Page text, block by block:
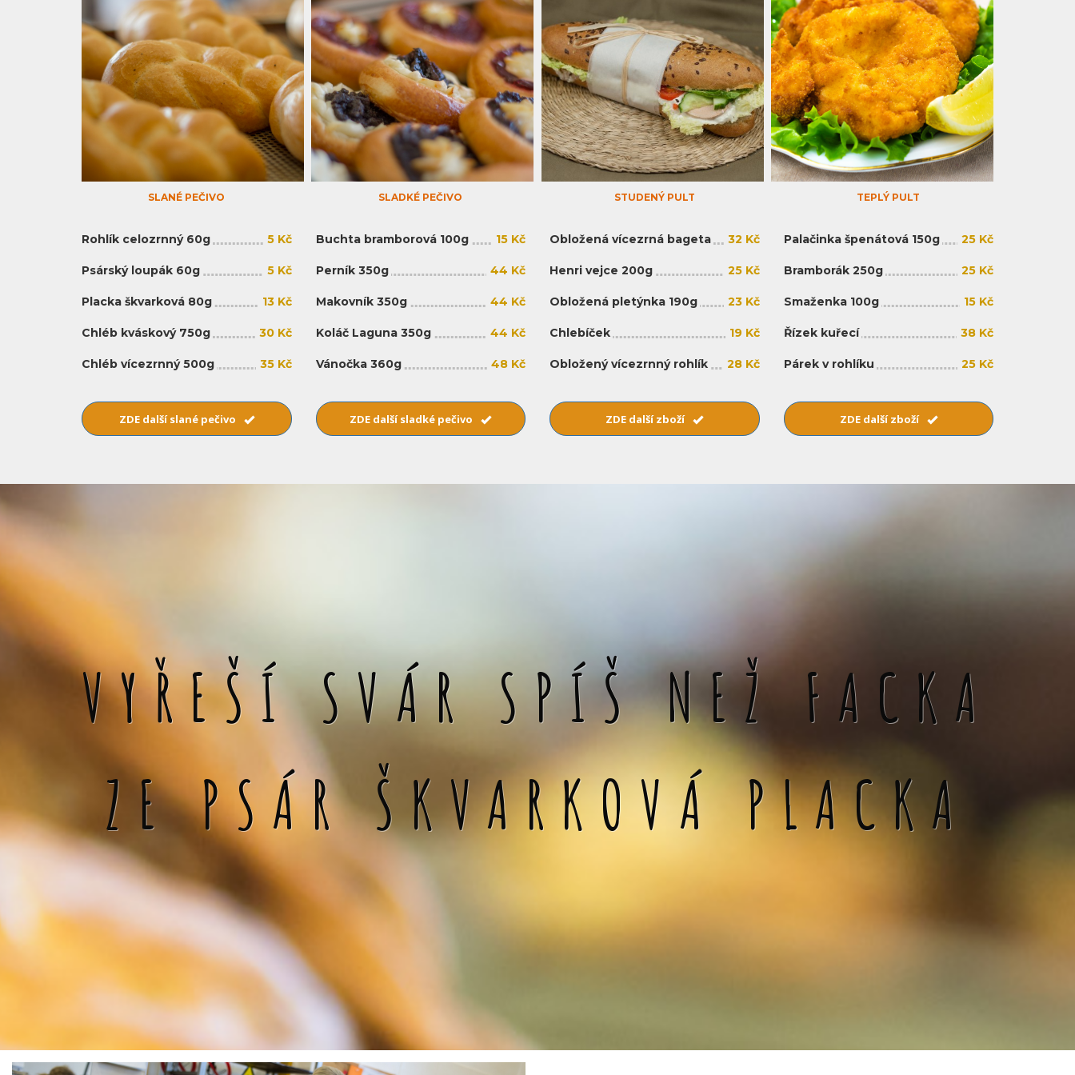
SLANÉ PEČIVO
Rohlík celozrnný 60g 5 Kč
Psárský loupák 60g 5 Kč
Placka škvarková 80g 13 Kč
Chléb kváskový 750g 30 Kč
Chléb vícezrnný 500g 35 Kč
ZDE další slané pečivo
SLADKÉ PEČIVO
Buchta bramborová 100g 15 Kč
Perník 350g 44 Kč
Makovník 350g 44 Kč
Koláč Laguna 350g 44 Kč
Vánočka 360g 48 Kč
ZDE další sladké pečivo
STUDENÝ PULT
Obložená vícezrná bageta 32 Kč
Henri vejce 200g 25 Kč
Obložená pletýnka 190g 23 Kč
Chlebíček 19 Kč
Obložený vícezrnný rohlík 28 Kč
ZDE další zboží
TEPLÝ PULT
Palačinka špenátová 150g 25 Kč
Bramborák 250g 25 Kč
Smaženka 100g 15 Kč
Řízek kuřecí 38 Kč
Párek v rohlíku 25 Kč
ZDE další zboží
VYŘEŠÍ SVÁR SPÍŠ NEŽ FACKA
ZE PSÁR ŠKVARKOVÁ PLACKA